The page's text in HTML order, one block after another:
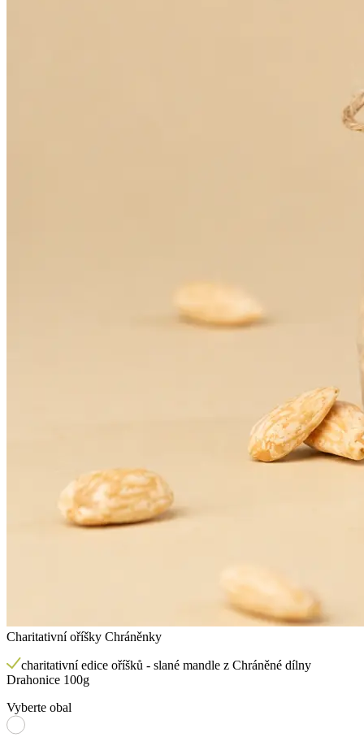
Charitativní oříšky Chráněnky
charitativní edice oříšků - slané mandle z Chráněné dílny
Drahonice 100g
Vyberte obal